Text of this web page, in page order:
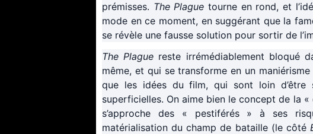
prémisses. The Plague tourne en rond, et
mode en ce moment, en suggérant que la
se révèle une fausse solution pour sortir de
The Plague reste irrémédiablement bloqué
même, et qui se transforme en un
que les idées du film, qui sont loin d’être
superficielles. On aime bien le concept de la
s’approche des « pestiférés » à ses
matérialisation du champ de bataille (le côté